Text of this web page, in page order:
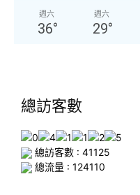
週六
36°
週六
29°
總訪客數
總訪客數 : 41125
總流量 : 124110